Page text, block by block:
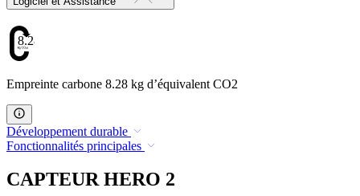
8.28
Empreinte carbone 8.28 kg d’équivalent CO2
Développement durable
Fonctionnalités principales
CAPTEUR HERO 2